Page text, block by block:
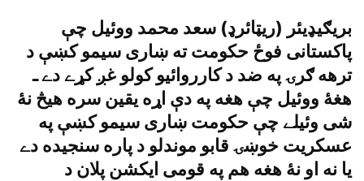
بريګيډيئر (ريټائرډ) سعد محمد ووئيل چې
پاکستانى فوځ حکومت ته ښارى سيمو کښې د
ترهه ګرۍ په ضد د کارروائيو کولو غږ کړے دے ـ
هغۀ ووئيل چې هغه په دې اړه يقين سره هيڅ نۀ
شى وئيلے چې حکومت ښارى سيمو کښې په
عسکريت خوښۍ قابو موندلو د پاره سنجيده دے
يا نه او نۀ هغه هم په قومى ايکشن پلان د